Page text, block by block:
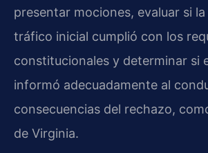
presentar mociones, evaluar si
tráfico inicial cumplió con los
constitucionales y determinar si
informó adecuadamente al
consecuencias del rechazo,
de Virginia.